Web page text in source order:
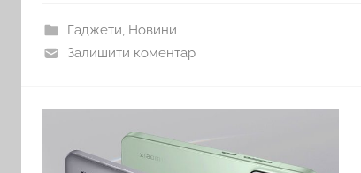
Гаджети, Новини
Залишити коментар